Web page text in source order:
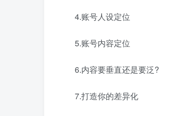
4.账号人设定位
5.账号内容定位
6.内容要垂直还是要泛?
7.打造你的差异化